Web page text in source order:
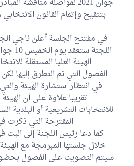
جوان 2021 لمواصلة مناقشة
بتنقيح وإتمام القانون
في مفتتح الجلسة أعلن ناجي
الهيئة العليا المستقلة
الفصول التي تم التطرق إليها
تقريبا علاوة على أن
للانتخابات التشريعية أو البلدية
المقترحة التي ذكرت
كما دعا رئيس اللجنة إلى
خلال جلستها المبرمجة مع
سيتم التصويت على الفصول بحضور